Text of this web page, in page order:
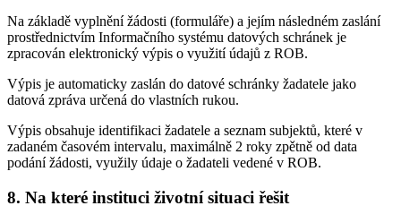
Na základě vyplnění žádosti (formuláře) a jejím následném zaslání
prostřednictvím Informačního systému datových schránek je
zpracován elektronický výpis o využití údajů z ROB.
Výpis je automaticky zaslán do datové schránky žadatele jako
datová zpráva určená do vlastních rukou.
Výpis obsahuje identifikaci žadatele a seznam subjektů, které v
zadaném časovém intervalu, maximálně 2 roky zpětně od data
podání žádosti, využily údaje o žadateli vedené v ROB.
8. Na které instituci životní situaci řešit